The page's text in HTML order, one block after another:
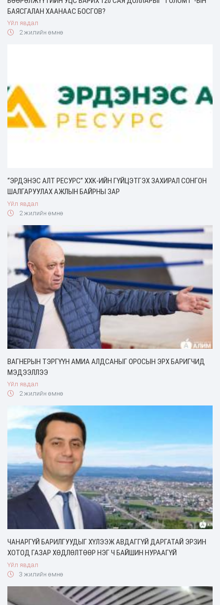
БАЯСГАЛАН ХААНААС БОСГОВ?
Үйл явдал
2 жилийн өмнө
“ЭРДЭНЭС АЛТ РЕСУРС” ХХK-ИЙН ГҮЙЦЭТГЭХ ЗАХИРАЛ СОНГОН
ШАЛГАРУУЛАХ АЖЛЫН БАЙРНЫ ЗАР
Үйл явдал
2 жилийн өмнө
ВАГНЕРЫН ТЭРГҮҮН АМИА АЛДСАНЫГ ОРОСЫН ЭРХ БАРИГЧИД
МЭДЭЭЛЛЭЭ
Үйл явдал
2 жилийн өмнө
ЧАНАРГҮЙ БАРИЛГУУДЫГ ХҮЛЭЭЖ АВДАГГҮЙ ДАРГАТАЙ ЭРЗИН
ХОТОД ГАЗАР ХӨДЛӨЛТӨӨР НЭГ Ч БАЙШИН НУРААГҮЙ
Үйл явдал
3 жилийн өмнө